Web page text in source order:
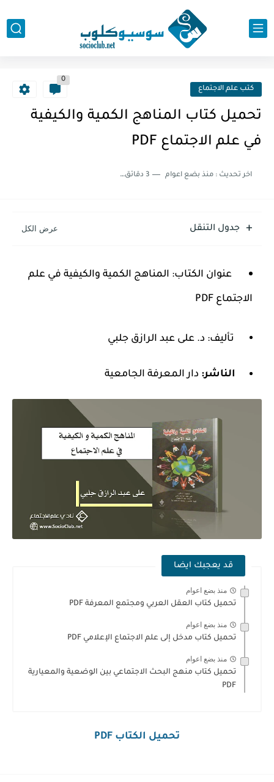
كتب علم الاجتماع
0
تحميل كتاب المناهج الكمية والكيفية
في علم الاجتماع PDF
اخر تحديث :منذ بضع اعوام 3 دقائق للقراءة
جدول التنقل
عنوان الكتاب: المناهج الكمية والكيفية في علم
الاجتماع PDF
تأليف: د. على عبد الرازق جلبي
الناشر: دار المعرفة الجامعية
قد يعجبك ايضا
منذ بضع اعوام
تحميل كتاب العقل العربي ومجتمع المعرفة PDF
منذ بضع اعوام
تحميل كتاب مدخل إلى علم الاجتماع الإعلامي PDF
منذ بضع اعوام
تحميل كتاب منهج البحث الاجتماعي بين الوضعية والمعيارية
PDF
تحميل الكتاب PDF